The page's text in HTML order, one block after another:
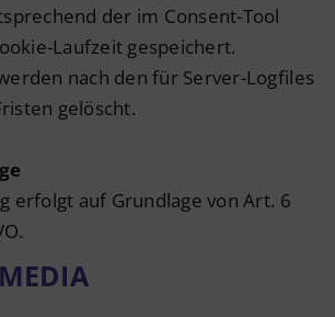
der im Consent-Tool
Laufzeit gespeichert.
nach den für Server-Logfiles
gelöscht.
erfolgt auf Grundlage von Art. 6